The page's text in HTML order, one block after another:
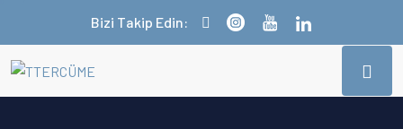
Bizi Takip Edin: